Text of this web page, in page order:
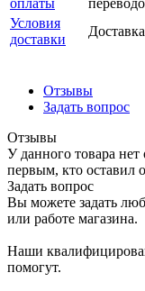
оплаты
Условия
доставки
Доставка
Отзывы
Задать вопрос
Отзывы
У данного товара нет
первым, кто оставил
Задать вопрос
Вы можете задать
или работе магазина.
Наши
помогут.